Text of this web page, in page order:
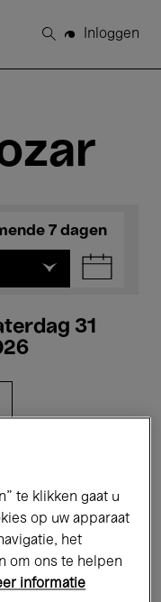
Zoeken
Inloggen
7 dagen
31
Debatten
Global Music
te klikken gaat u
op uw apparaat
het
om ons te helpen
informatie